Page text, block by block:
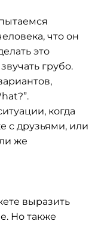
что он
это
грубо.
когда
с друзьями, или
же
выразить
Но также